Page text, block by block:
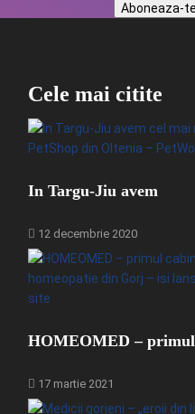
Cele mai citite
In Targu-Jiu avem
12 decembrie 2020
HOMEOMED – primul
17 martie 2021